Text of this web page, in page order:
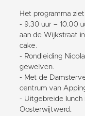
Het programma
- 9.30 uur – 10.00
aan de Wijkstraat
cake.
- Rondleiding
gewelven.
- Met de
centrum van
- Uitgebreide lunch
Oosterwijtwerd.